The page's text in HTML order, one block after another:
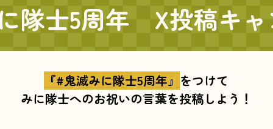
隊士5周年 X投稿キ
『#鬼滅みに隊士5周年』 をつけて
みに隊士へのお祝いの言葉を投稿しよう！